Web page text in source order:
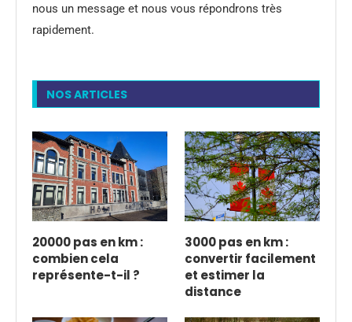
nous un message et nous vous répondrons très
rapidement.
NOS ARTICLES
20000 pas en km :
combien cela
représente-t-il ?
3000 pas en km :
convertir facilement
et estimer la
distance